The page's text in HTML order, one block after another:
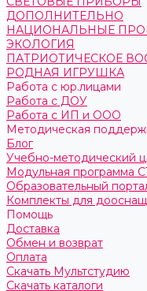
ДОПОЛНИТЕЛЬНО
НАЦИОНАЛЬНЫЕ
ЭКОЛОГИЯ
ПАТРИОТИЧЕСКОЕ
РОДНАЯ ИГРУШКА
Работа с юр.лицами
Работа с ДОУ
Работа с ИП и ООО
Методическая
Блог
Учебно-методический
Модульная программа
Образовательный
Комплекты для
Помощь
Доставка
Обмен и возврат
Оплата
Скачать Мультстудию
Скачать каталоги